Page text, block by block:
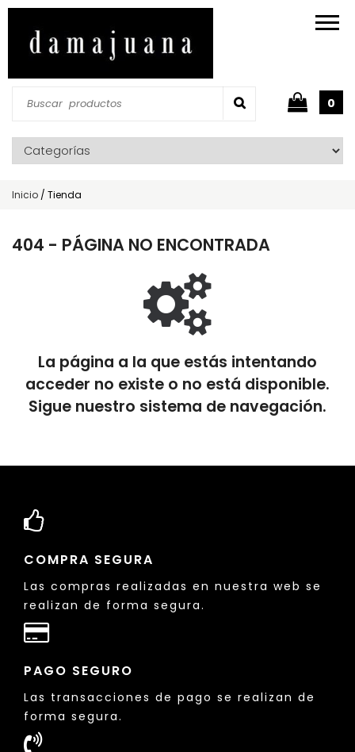
0
Inicio / Tienda
404 - PÁGINA NO ENCONTRADA
La página a la que estás intentando
acceder no existe o no está disponible.
Sigue nuestro sistema de navegación.
COMPRA SEGURA
Las compras realizadas en nuestra web se
realizan de forma segura.
PAGO SEGURO
Las transacciones de pago se realizan de
forma segura.